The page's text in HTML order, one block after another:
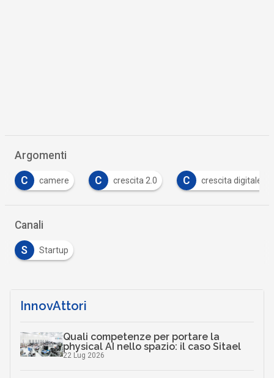
Argomenti
C crescita 2.0 C crescita digitale iacono D dati
Canali
S Startup
InnovAttori
Quali competenze per portare la
physical AI nello spazio: il caso Sitael
22 Lug 2026